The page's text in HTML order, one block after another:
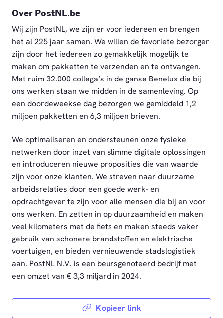
Over PostNL.be
Wij zijn PostNL, we zijn er voor iedereen en brengen
het al 225 jaar samen. We willen de favoriete bezorger
zijn door het iedereen zo gemakkelijk mogelijk te
maken om pakketten te verzenden en te ontvangen.
Met ruim 32.000 collega’s in de ganse Benelux die bij
ons werken staan we midden in de samenleving. Op
een doordeweekse dag bezorgen we gemiddeld 1,2
miljoen pakketten en 6,3 miljoen brieven.
We optimaliseren en ondersteunen onze fysieke
netwerken door inzet van slimme digitale oplossingen
en introduceren nieuwe proposities die van waarde
zijn voor onze klanten. We streven naar duurzame
arbeidsrelaties door een goede werk- en
opdrachtgever te zijn voor alle mensen die bij en voor
ons werken. En zetten in op duurzaamheid en maken
veel kilometers met de fiets en maken steeds vaker
gebruik van schonere brandstoffen en elektrische
voertuigen, en bieden vernieuwende stadslogistiek
aan. PostNL N.V. is een beursgenoteerd bedrijf met
een omzet van € 3,3 miljard in 2024.
Kopieer link